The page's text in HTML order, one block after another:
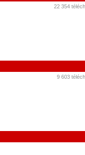
22 354
9 603